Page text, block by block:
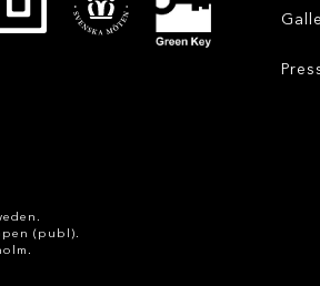
(publ).